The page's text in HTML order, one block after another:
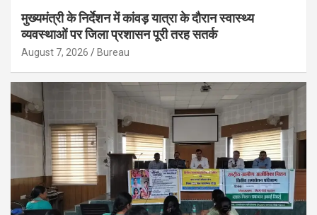
मुख्यमंत्री के निर्देशन में कांवड़ यात्रा के दौरान स्वास्थ्य
व्यवस्थाओं पर जिला प्रशासन पूरी तरह सतर्क
August 7, 2026 Bureau